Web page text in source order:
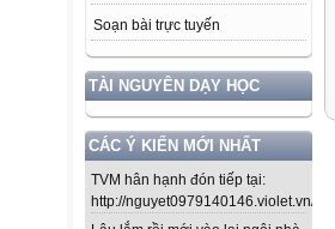
Soạn bài trực tuyến
TÀI NGUYÊN DẠY HỌC
CÁC Ý KIẾN MỚI NHẤT
TVM hân hạnh đón tiếp tại:
http://nguyet0979140146.violet.vn/...